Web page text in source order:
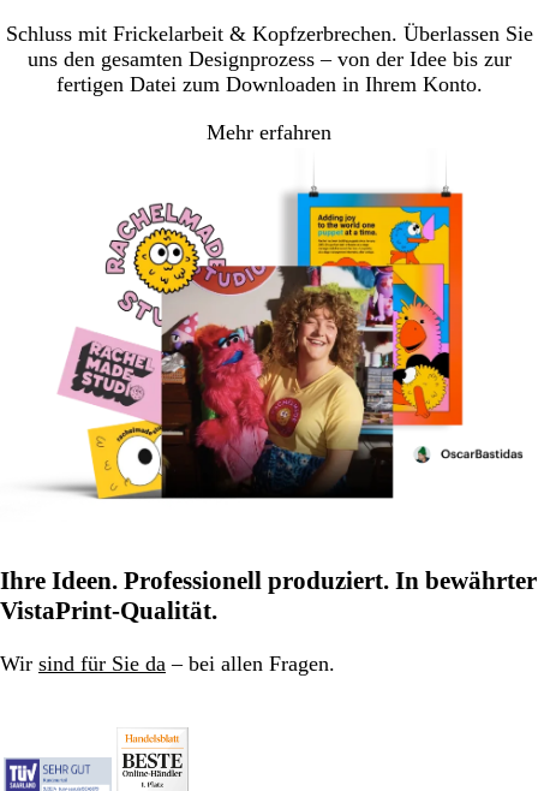
Schluss mit Frickelarbeit & Kopfzerbrechen. Überlassen Sie
uns den gesamten Designprozess – von der Idee bis zur
fertigen Datei zum Downloaden in Ihrem Konto.
Mehr erfahren
Ihre Ideen. Professionell produziert. In bewährter
VistaPrint-Qualität.
Wir sind für Sie da – bei allen Fragen.